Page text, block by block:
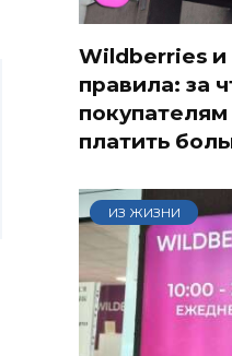
Wildberries и
правила: за
платить
ИЗ ЖИЗНИ